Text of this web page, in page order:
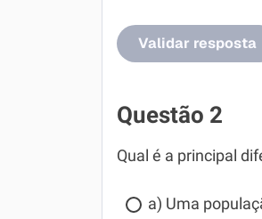
Validar resposta
Questão 2
Qual é a principal
a) Uma